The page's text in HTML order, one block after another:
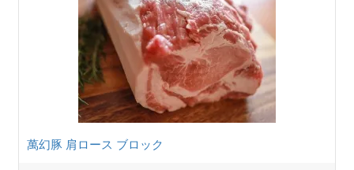
萬幻豚 肩ロース ブロック